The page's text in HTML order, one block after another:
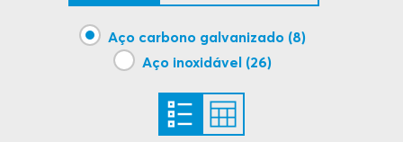
Aço carbono galvanizado (8)
Aço inoxidável (26)